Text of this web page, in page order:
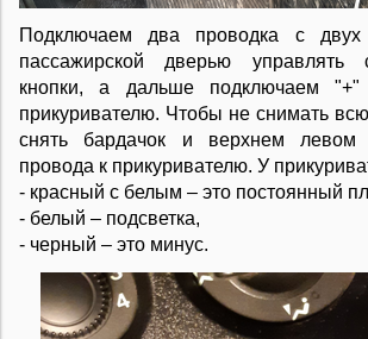
Подключаем два проводка с
пассажирской дверью управлять
кнопки, а дальше подключаем "+"
прикуривателю. Чтобы не снимать
снять бардачок и верхнем левом
провода к прикуривателю. У
- красный с белым – это постоянный
- белый – подсветка,
- черный – это минус.